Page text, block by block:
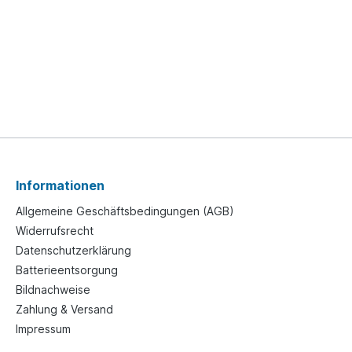
Informationen
Allgemeine Geschäftsbedingungen (AGB)
Widerrufsrecht
Datenschutzerklärung
Batterieentsorgung
Bildnachweise
Zahlung & Versand
Impressum